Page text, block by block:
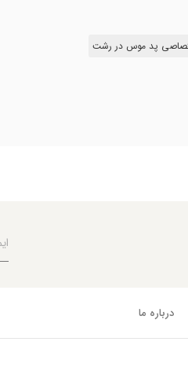
پد موس در رشت
درباره ما